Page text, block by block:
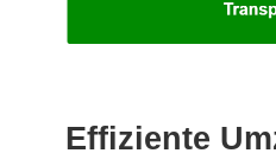
Effiziente